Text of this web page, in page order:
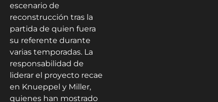
escenario de
reconstrucción tras la
partida de quien fuera
su referente durante
varias temporadas. La
responsabilidad de
liderar el proyecto recae
en Knueppel y Miller,
quienes han mostrado